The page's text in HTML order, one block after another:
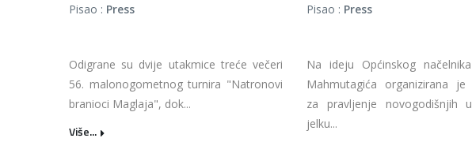
Pisao : Press
Odigrane su dvije utakmice treće večeri
56. malonogometnog turnira "Natronovi
branioci Maglaja", dok...
Više...
Pisao : Press
Na ideju Općinskog
Mahmutagića organizirana je
za pravljenje novogodišnjih
jelku...